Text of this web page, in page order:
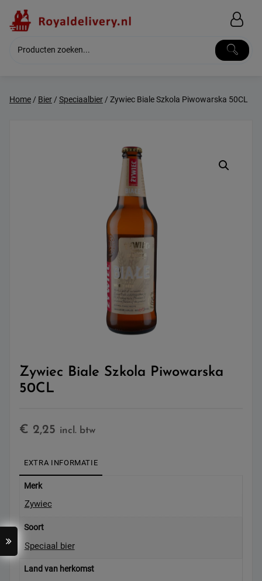
content
Home/ Bier/ Speciaalbier/ Zywiec Biale Szkola Piwowarska 50CL
Zywiec Biale Szkola Piwowarska
50CL
€ 2,25 incl. btw
EXTRA INFORMATIE
Merk
Zywiec
Soort
Speciaal bier
Land van herkomst